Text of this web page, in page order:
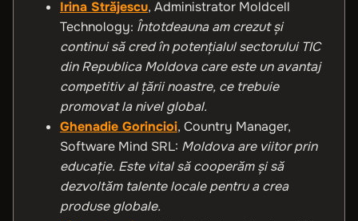
Irina Străjescu, Administrator Moldcell
Technology: Întotdeauna am crezut și
continui să cred în potențialul sectorului TIC
din Republica Moldova care este un avantaj
competitiv al țării noastre, ce trebuie
promovat la nivel global.
Ghenadie Gorincioi, Country Manager,
Software Mind SRL: Moldova are viitor prin
educație. Este vital să cooperăm și să
dezvoltăm talente locale pentru a crea
produse globale.